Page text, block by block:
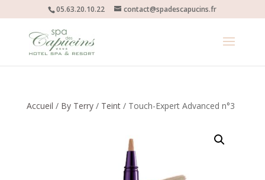
05.63.20.10.22 contact@spadescapucins.fr
Accueil / By Terry/ Teint/ Touch-Expert Advanced n°3